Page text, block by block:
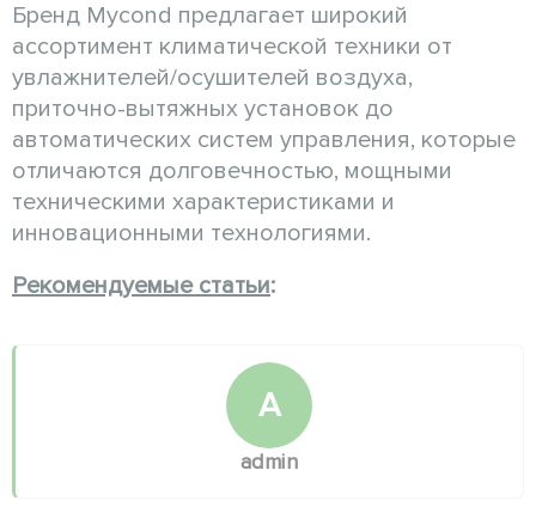
Бренд Mycond предлагает широкий
ассортимент климатической техники от
увлажнителей/осушителей воздуха,
приточно-вытяжных установок до
автоматических систем управления, которые
отличаются долговечностью, мощными
техническими характеристиками и
инновационными технологиями.
Рекомендуемые статьи:
A
admin